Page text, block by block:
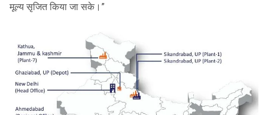
मूल्य सृजित किया जा सके।”